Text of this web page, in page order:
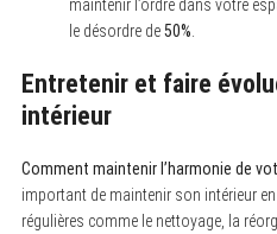
maintenir l’ordre dans votre
le désordre de50%
Entretenir et faire
intérieur
Comment maintenir l’harmonie de
important de maintenir son intérieur
régulières comme le nettoyage, la